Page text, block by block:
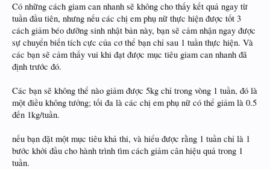
Có những cách giam can nhanh sẽ không cho thấy kết quả ngay từ
tuần đầu tiên, nhưng nếu các chị em phụ nữ thực hiện được tốt 3
cách giảm béo dưỡng sinh nhật bản này, bạn sẽ cảm nhận ngay được
sự chuyển biến tích cực của cơ thể bạn chỉ sau 1 tuần thực hiện. Và
các bạn sẽ cảm thấy vui khi đạt được mục tiêu giam can nhanh đã
định trước đó.
Các bạn sẽ không thể nào giảm được 5kg chỉ trong vòng 1 tuần, đó là
một điều không tưởng; tối đa là các chị em phụ nữ có thể giảm là 0.5
đến 1kg/tuần.
nếu bạn đặt một mục tiêu khả thi, và hiểu được rằng 1 tuần chỉ là 1
bước khởi đầu cho hành trình tìm cách giảm cân hiệu quả trong 1
tuần.